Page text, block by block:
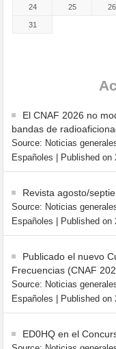
24 25 26
31
El CNAF 2026 no
bandas de
Source: Noticias
Españoles
Published on
Revista agosto/
Source: Noticias
Españoles
Published on
Publicado el nuevo
Frecuencias (CNAF
Source: Noticias
Españoles
Published on
ED0HQ en el